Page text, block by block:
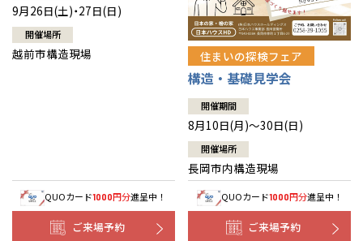
9月26日(土)・27日(日)
開催場所
越前市構造現場
QUOカード1000円分進呈中！
ご来場予約
住まいの探検フェア
構造・基礎見学会
開催期間
8月10日(月)～30日(日)
開催場所
長岡市内構造現場
QUOカード1000円分進呈中！
ご来場予約